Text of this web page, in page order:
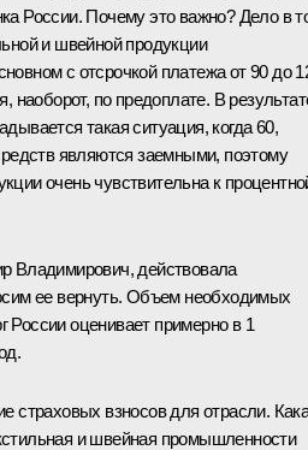
России. Почему это важно? Дело в
и швейной продукции
с отсрочкой платежа от 90 до
наоборот, по предоплате. В
такая ситуация, когда 60,
являются заемными, поэтому
очень чувствительна к
Владимирович, действовала
ее вернуть. Объем необходимых
России оценивает примерно в 1
страховых взносов для отрасли.
и швейная промышленности